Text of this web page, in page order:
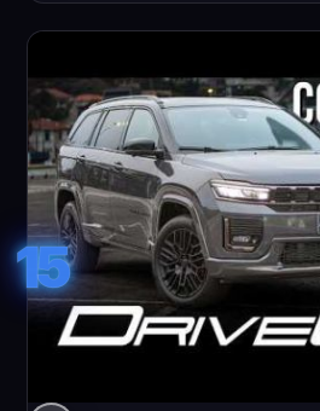
15